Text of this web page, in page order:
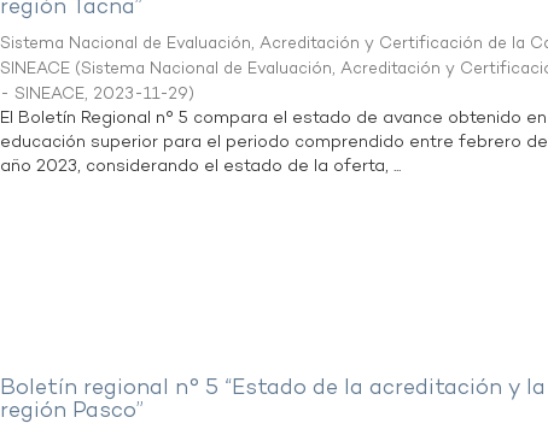
región Tacna”
Sistema Nacional de Evaluación, Acreditación y Certificación de la
SINEACE (Sistema Nacional de Evaluación, Acreditación y
- SINEACE, 2023-11-29)
El Boletín Regional n° 5 compara el estado de avance obtenido
educación superior para el periodo comprendido entre febrero
año 2023, considerando el estado de la oferta, ...
Boletín regional n° 5 “Estado de la acreditación y
región Pasco”